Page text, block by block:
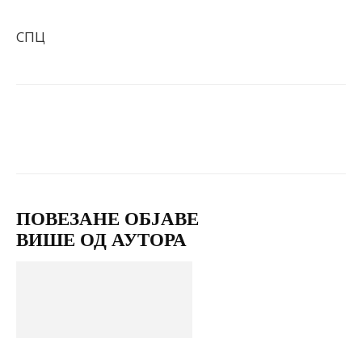
СПЦ
ПОВЕЗАНЕ ОБЈАВЕ
ВИШЕ ОД АУТОРА